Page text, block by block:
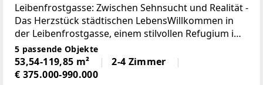
​​​​​​Leibenfrostgasse: Zwischen Sehnsucht und Realität -
Das Herzstück städtischen LebensWillkommen in
der Leibenfrostgasse, einem stilvollen Refugium im
Herzen des 4. Wiener Gemeindebezirks. Hier treffen
Gründerzeit-Charme und modernes Wohnen
5 passende Objekte
53,54-119,85 m²
2-4 Zimmer
€ 375.000-990.000